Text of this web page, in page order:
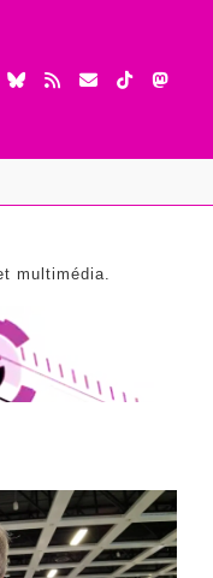
multimédia.